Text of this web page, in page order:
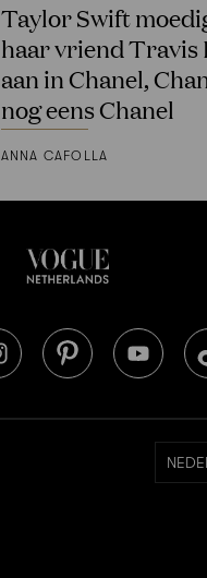
Taylor Swift
haar vriend Travis
aan in Chanel,
nog eens Chanel
ANNA CAFOLLA